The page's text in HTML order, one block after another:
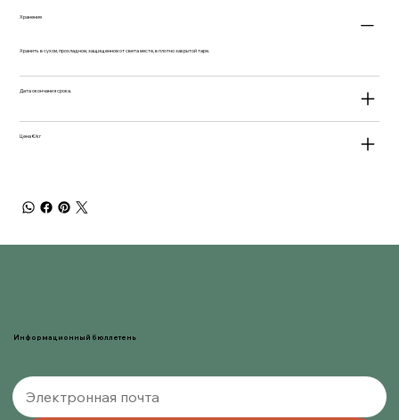
Хранение
Хранить в сухом, прохладном, защищенном от света месте, в плотно закрытой таре.
Дата окончания срока.
Цена €/кг
Информационный бюллетень